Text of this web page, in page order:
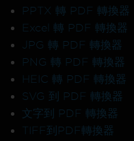
PPTX 轉 PDF 轉換器
Excel 轉 PDF 轉換器
JPG 轉 PDF 轉換器
PNG 轉 PDF 轉換器
HEIC 轉 PDF 轉換器
SVG 到 PDF 轉換器
文字到 PDF 轉換器
TIFF到PDF轉換器